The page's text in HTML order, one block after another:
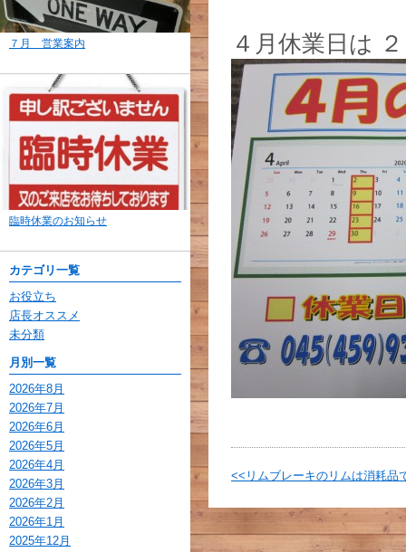
７月 営業案内
臨時休業のお知らせ
カテゴリ一覧
お役立ち
店長オススメ
未分類
月別一覧
2026年8月
2026年7月
2026年6月
2026年5月
2026年4月
2026年3月
2026年2月
2026年1月
2025年12月
４月休業日は
<<リムブレーキのリムは消耗品